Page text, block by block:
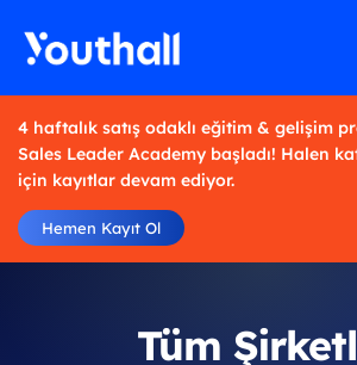
4 haftalık satış odaklı eğitim & gelişim
Sales Leader Academy başladı! Halen
için kayıtlar devam ediyor.
Hemen Kayıt Ol
Tüm